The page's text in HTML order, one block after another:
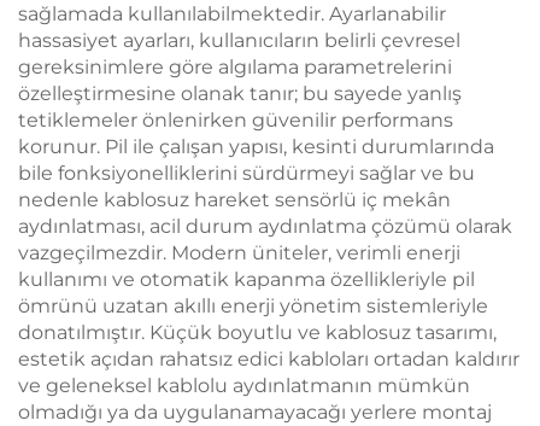
sağlamada kullanılabilmektedir. Ayarlanabilir
hassasiyet ayarları, kullanıcıların belirli çevresel
gereksinimlere göre algılama parametrelerini
özelleştirmesine olanak tanır; bu sayede yanlış
tetiklemeler önlenirken güvenilir performans
korunur. Pil ile çalışan yapısı, kesinti durumlarında
bile fonksiyonelliklerini sürdürmeyi sağlar ve bu
nedenle kablosuz hareket sensörlü iç mekân
aydınlatması, acil durum aydınlatma çözümü olarak
vazgeçilmezdir. Modern üniteler, verimli enerji
kullanımı ve otomatik kapanma özellikleriyle pil
ömrünü uzatan akıllı enerji yönetim sistemleriyle
donatılmıştır. Küçük boyutlu ve kablosuz tasarımı,
estetik açıdan rahatsız edici kabloları ortadan kaldırır
ve geleneksel kablolu aydınlatmanın mümkün
olmadığı ya da uygulanamayacağı yerlere montaj